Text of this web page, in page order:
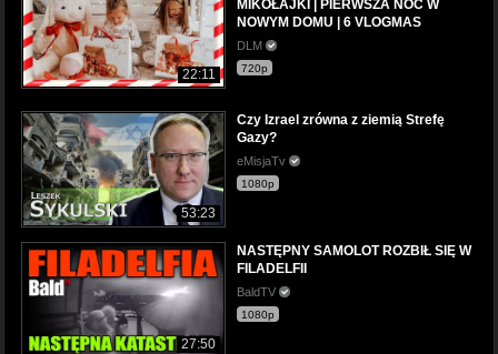
22:11
MIKOŁAJKI | PIERWSZA NOC W
NOWYM DOMU | 6 VLOGMAS
DLM
720p
53:23
Czy Izrael zrówna z ziemią Strefę
Gazy?
eMisjaTv
1080p
27:50
NASTĘPNY SAMOLOT ROZBIŁ SIĘ W
FILADELFII
BaldTV
1080p